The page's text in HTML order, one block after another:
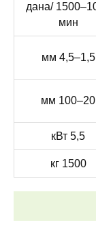
1000–1500 дана/
мин
1,5–4,5 мм
20–100 мм
5,5 кВт
1500 кг